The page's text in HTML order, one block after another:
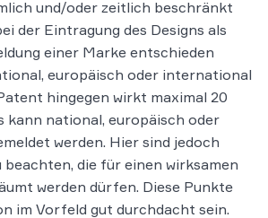
und/oder zeitlich beschränkt
der Eintragung des Designs als
einer Marke entschieden
europäisch oder international
hingegen wirkt maximal 20
kann national, europäisch oder
werden. Hier sind jedoch
die für einen wirksamen
werden dürfen. Diese Punkte
im Vorfeld gut durchdacht sein.